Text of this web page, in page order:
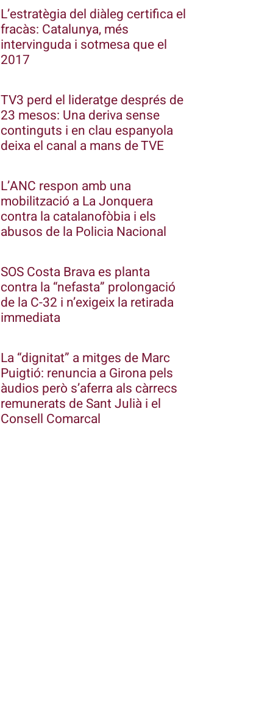
L’estratègia del diàleg certifica el
fracàs: Catalunya, més
intervinguda i sotmesa que el
2017
TV3 perd el lideratge després de
23 mesos: Una deriva sense
continguts i en clau espanyola
deixa el canal a mans de TVE
L’ANC respon amb una
mobilització a La Jonquera
contra la catalanofòbia i els
abusos de la Policia Nacional
SOS Costa Brava es planta
contra la “nefasta” prolongació
de la C-32 i n’exigeix la retirada
immediata
La “dignitat” a mitges de Marc
Puigtió: renuncia a Girona pels
àudios però s’aferra als càrrecs
remunerats de Sant Julià i el
Consell Comarcal